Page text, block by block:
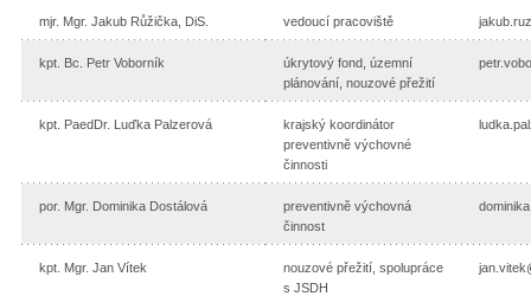
mjr. Mgr. Jakub Růžička, DiS. vedoucí pracoviště
kpt. Bc. Petr Voborník
úkrytový fond, územní
plánování, nouzové přežití
kpt. PaedDr. Luďka Palzerová
krajský koordinátor
preventivně výchovné
činnosti
por. Mgr. Dominika Dostálová
preventivně výchovná
činnost
kpt. Mgr. Jan Vítek
nouzové přežití, spolupráce
s JSDH